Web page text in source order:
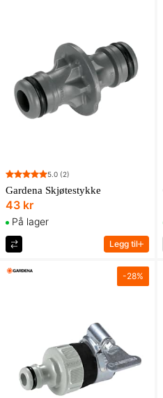
5.0 (2)
Gardena Skjøtestykke
43 kr
På lager
Legg til
-28%